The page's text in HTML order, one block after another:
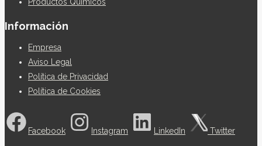
Información
Empresa
Aviso Legal
Política de Privacidad
Política de Cookies
Facebook Instagram LinkedIn Twitter